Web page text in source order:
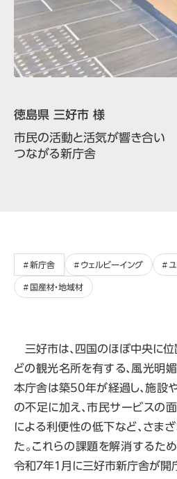
徳島県 三好市 様
市民の活動と活気が響き合い
つながる新庁舎
新庁舎 ウェルビーイング
国産材・地域材
三好市は、四国のほぼ中央に位
どの観光名所を有する、風光明
本庁舎は築50年が経過し、施設
の不足に加え、市民サービスの
による利便性の低下など、さま
た。これらの課題を解消するた
令和７年１月に三好市新庁舎が開